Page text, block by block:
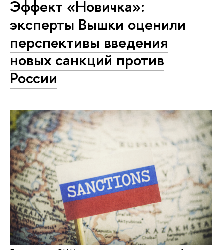
Эффект «Новичка»:
эксперты Вышки оценили
перспективы введения
новых санкций против
России